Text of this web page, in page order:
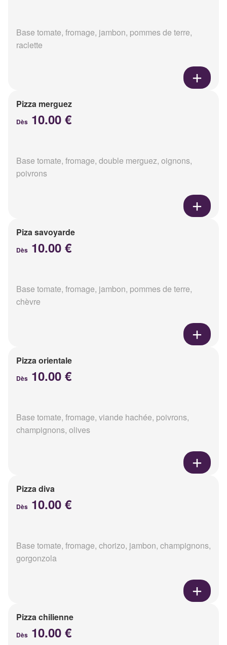
Base tomate, fromage, jambon, pommes de terre,
raclette
Pizza merguez
Dès 10.00 €
Base tomate, fromage, double merguez, oignons,
poivrons
Piza savoyarde
Dès 10.00 €
Base tomate, fromage, jambon, pommes de terre,
chèvre
Pizza orientale
Dès 10.00 €
Base tomate, fromage, viande hachée, poivrons,
champignons, olives
Pizza diva
Dès 10.00 €
Base tomate, fromage, chorizo, jambon, champignons,
gorgonzola
Pizza chilienne
Dès 10.00 €